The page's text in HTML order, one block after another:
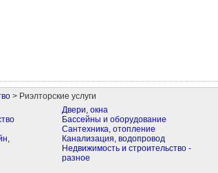
> Риэлторские услуги
Двери, окна
Бассейны и оборудование
Сантехника, отопление
Канализация, водопровод
Недвижимость и строительство -
разное